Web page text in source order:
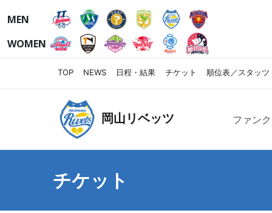
MEN
WOMEN
TOP NEWS 日程・結果 チケット 順位表／スタッツ
岡山リベッツ ファン
チケット